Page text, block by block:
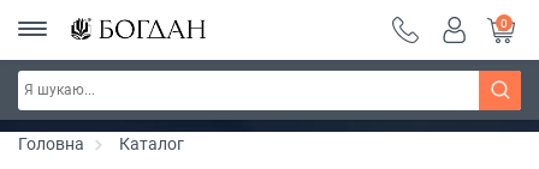
Серія "Вандербікери" ~ знижка 25%
0
Головна Каталог